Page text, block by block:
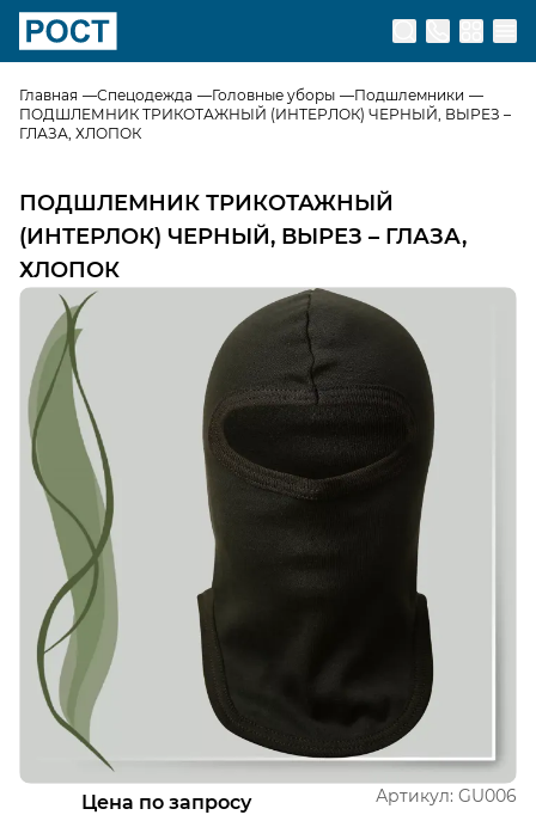
Перейти на главную страницу
Главная Спецодежда Головные уборы
Подшлемники
ПОДШЛЕМНИК ТРИКОТАЖНЫЙ (ИНТЕРЛОК) ЧЕРНЫЙ, ВЫРЕЗ –
ГЛАЗА, ХЛОПОК
Открыть изображение
ПОДШЛЕМНИК ТРИКОТАЖНЫЙ
(ИНТЕРЛОК) ЧЕРНЫЙ, ВЫРЕЗ – ГЛАЗА,
ХЛОПОК
Цена по запросу Артикул: GU006